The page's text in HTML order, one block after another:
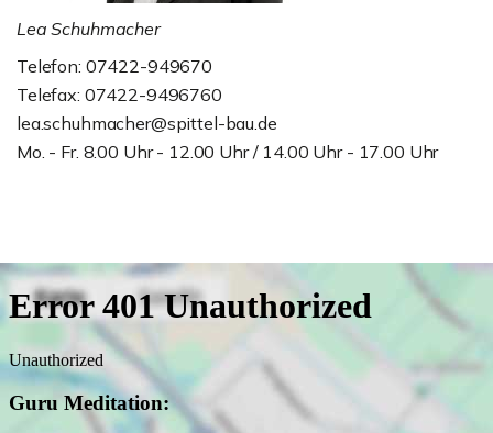
Lea Schuhmacher
Telefon: 07422-949670
Telefax: 07422-9496760
lea.schuhmacher@spittel-bau.de
Mo. - Fr. 8.00 Uhr - 12.00 Uhr / 14.00 Uhr - 17.00 Uhr